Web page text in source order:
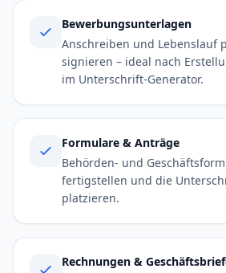
Bewerbungsunterlagen
Anschreiben und Lebenslauf
signieren – ideal nach
im Unterschrift-Generator.
Formulare & Anträge
Behörden- und
fertigstellen und die
platzieren.
Rechnungen &